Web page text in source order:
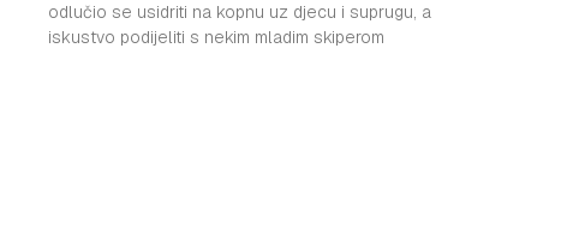
odlučio se usidriti na kopnu uz djecu i suprugu, a
iskustvo podijeliti s nekim mladim skiperom